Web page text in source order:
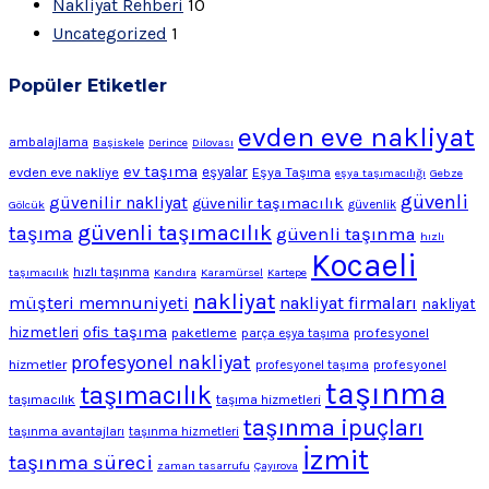
Nakliyat Rehberi 10
Uncategorized 1
Popüler Etiketler
ambalajlama Başiskele Derince Dilovası evden eve nakliyat
evden eve nakliye ev taşıma eşyalar Eşya Taşıma eşya taşımacılığı Gebze
Gölcük güvenilir nakliyat güvenilir taşımacılık güvenlik güvenli
taşıma güvenli taşımacılık güvenli taşınma hızlı
taşımacılık hızlı taşınma Kandıra Karamürsel Kartepe Kocaeli
müşteri memnuniyeti nakliyat nakliyat firmaları nakliyat
hizmetleri ofis taşıma paketleme parça eşya taşıma profesyonel
hizmetler profesyonel nakliyat profesyonel taşıma profesyonel
taşımacılık taşımacılık taşıma hizmetleri taşınma
taşınma avantajları taşınma hizmetleri taşınma ipuçları
taşınma süreci zaman tasarrufu Çayırova İzmit